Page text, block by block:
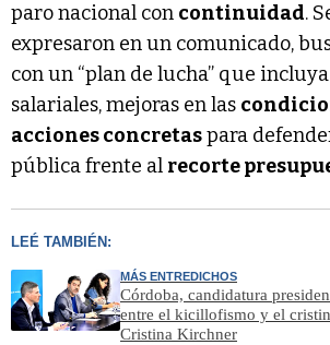
paro nacional con continuidad.
expresaron en un comunicado,
con un “plan de lucha” que
salariales, mejoras en las
acciones concretaspara
pública frente al recorte
LEÉ TAMBIÉN:
MÁS ENTREDICHOS
Córdoba, candidatura
entre el kicillofismo y el
Cristina Kirchner